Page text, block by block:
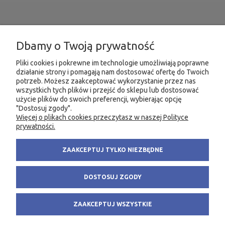
INFORMACJE
MOJE KONTO
PRODUKTY
KONTAKT
info@fachowa.pl
KSIĘGARNIA FACHOWA.PL
80-299 Gdańsk
NIP: 584-182-39-49
Dbamy o Twoją prywatność
Pliki cookies i pokrewne im technologie umożliwiają poprawne
działanie strony i pomagają nam dostosować ofertę do Twoich
potrzeb. Możesz zaakceptować wykorzystanie przez nas
wszystkich tych plików i przejść do sklepu lub dostosować
użycie plików do swoich preferencji, wybierając opcję
"Dostosuj zgody".
Więcej o plikach cookies przeczytasz w naszej Polityce
prywatności.
ZAAKCEPTUJ TYLKO NIEZBĘDNE
DOSTOSUJ ZGODY
ZAAKCEPTUJ WSZYSTKIE